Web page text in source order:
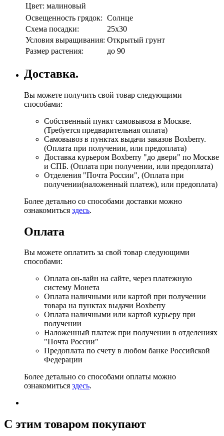
Цвет: малиновый
Освещенность грядок: Солнце
Схема посадки:
25х30
Условия выращивания: Открытый грунт
Размер растения:
до 90
Доставка.
Вы можете получить свой товар следующими
способами:
Собственный пункт самовывоза в Москве.
(Требуется предварительная оплата)
Самовывоз в пунктах выдачи заказов Boxberry.
(Оплата при получении, или предоплата)
Доставка курьером Boxberry "до двери" по Москве
и СПБ. (Оплата при получении, или предоплата)
Отделения "Почта России", (Оплата при
получении(наложенный платеж), или предоплата)
Более детально со способами доставки можно
ознакомиться здесь.
Оплата
Вы можете оплатить за свой товар следующими
способами:
Оплата он-лайн на сайте, через платежную
систему Монета
Оплата наличными или картой при получении
товара на пунктах выдачи Boxberry
Оплата наличными или картой курьеру при
получении
Наложенный платеж при получении в отделениях
"Почта России"
Предоплата по счету в любом банке Российской
Федерации
Более детально со способами оплаты можно
ознакомиться здесь.
C этим товаром покупают